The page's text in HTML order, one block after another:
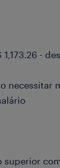
1,173.26 -
superior